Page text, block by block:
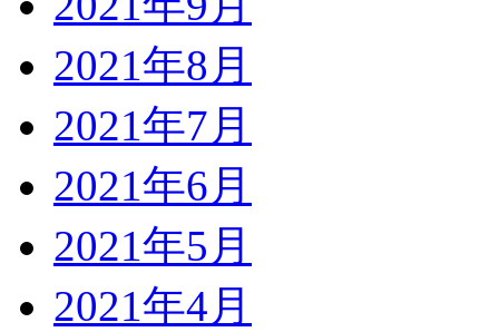
2021年8月
2021年7月
2021年6月
2021年5月
2021年4月